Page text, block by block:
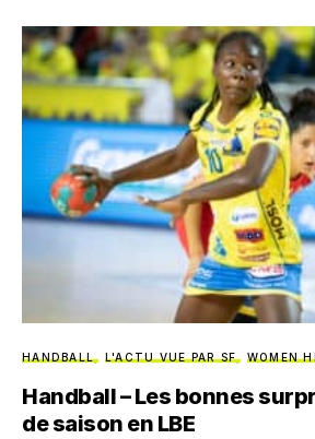
HANDBALL L'ACTU VUE PAR SF WOMEN
Handball – Les bonnes
de saison en LBE